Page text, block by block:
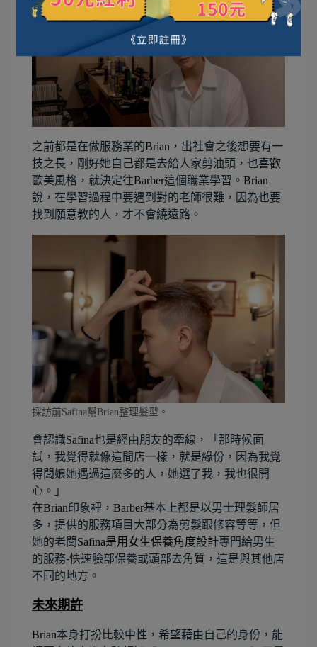
之前都是在做服務業的Brian ，出社會之後想要有一
技之長，剛好她自己都是去給人家剪油頭，也喜歡
歐美風格，就決定往Barber這個職業學習。 Brian
說，在學習過程中要遇到對的老師很難，因為也要
找到願意教的人，才不會繞遠路。
採訪前Safina幫Brian整理髮型。
會認識Safina也是經由朋友的牽線，「那時候面
試，我覺得就像這間店一樣，就是緣份，因為我覺
得闆娘她遇過這麼多的人，她選了我，我也很開
心。」
在Brian印象裡， Barber基本上都是以男士理髮師居
多，提供的服務項目大部分為剪髮跟修容等等，但
她的老闆Safina是用女生保養角度設計專門給男生
的服務-快速臉部保養或頭部去角質，這是與其他店
不同的地方。
未來期許
Brian本身打扮比較中性，希望藉由自己的身份，能